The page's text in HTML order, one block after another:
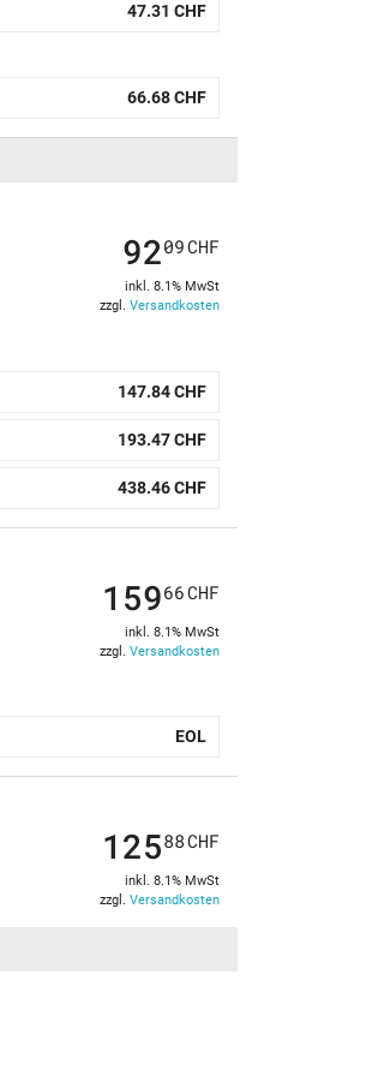
47.31 CHF
66.68 CHF
9209CHF
inkl. 8.1% MwSt
zzgl. Versandkosten
147.84 CHF
193.47 CHF
438.46 CHF
15966CHF
inkl. 8.1% MwSt
zzgl. Versandkosten
EOL
12588CHF
inkl. 8.1% MwSt
zzgl. Versandkosten